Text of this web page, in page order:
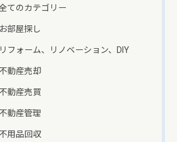
てのカテゴリー
お部屋探し
リフォーム、リノベーション、DIY
不動産売却
不動産売買
不動産管理
不用品回収